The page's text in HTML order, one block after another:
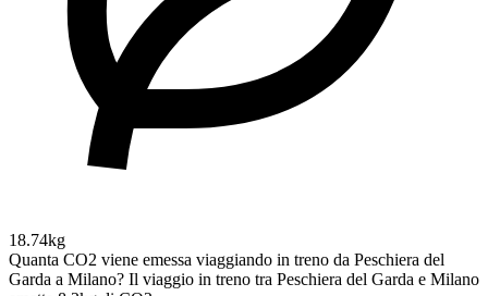
18.74kg
Quanta CO2 viene emessa viaggiando in treno da Peschiera del
Garda a Milano? Il viaggio in treno tra Peschiera del Garda e Milano